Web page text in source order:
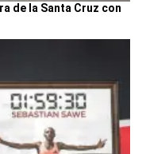
de la Santa Cruz con